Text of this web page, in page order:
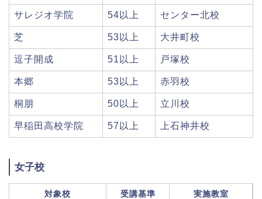
サレジオ学院 54以上 センター北校
芝 53以上 大井町校
逗子開成 51以上 戸塚校
本郷 53以上 赤羽校
桐朋 50以上 立川校
早稲田高校学院 57以上 上石神井校
女子校
対象校 受講基準 実施教室